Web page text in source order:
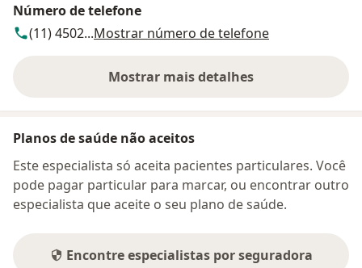
Número de telefone
(11) 4502...Mostrar número de telefone
Mostrar mais detalhes
sobre o endereço
Planos de saúde não aceitos
Este especialista só aceita pacientes particulares. Você
pode pagar particular para marcar, ou encontrar outro
especialista que aceite o seu plano de saúde.
Encontre especialistas por seguradora